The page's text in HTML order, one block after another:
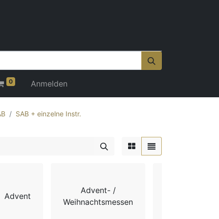
0 Anmelden
SAB + einzelne Instr.
Advent
Advent- /
Weihnachtsmessen